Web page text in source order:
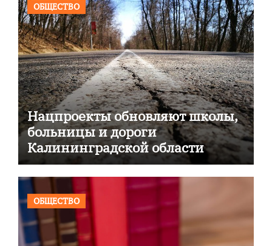
ОБЩЕСТВО
Нацпроекты обновляют школы,
больницы и дороги
Калининградской области
ОБЩЕСТВО